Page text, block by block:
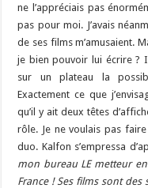
ne l’appréciais pas
pas pour moi. J’avais
de ses films m’amusaient.
je bien pouvoir lui écrire ?
sur un plateau la
Exactement ce que
qu’il y ait deux têtes
rôle. Je ne voulais pas
duo. Kalfon s’empressa
mon bureau LE metteur
France ! Ses films sont